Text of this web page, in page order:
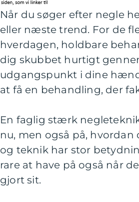
Når du søger efter negle
eller næste trend. For de
hverdagen, holdbare
dig skubbet hurtigt
udgangspunkt i dine
at få en behandling, der
En faglig stærk
nu, men også på,
og teknik har stor
rare at have på også når
gjort sit.